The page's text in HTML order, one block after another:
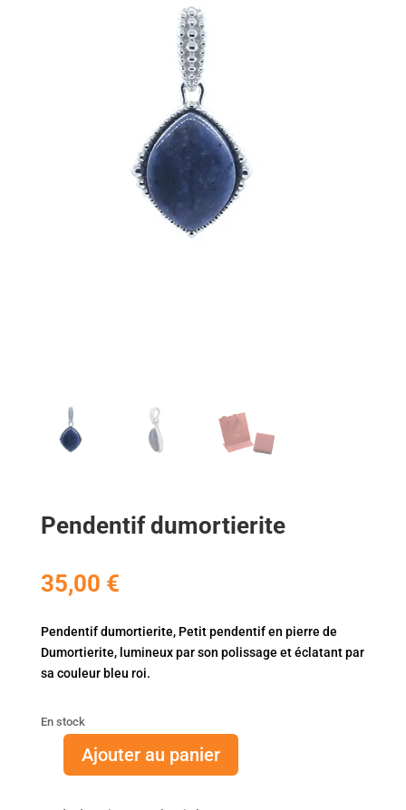
Pendentif dumortierite
35,00 €
Pendentif dumortierite, Petit pendentif en pierre de
Dumortierite, lumineux par son polissage et éclatant par
sa couleur bleu roi.
En stock
quantitéAjouter au panier